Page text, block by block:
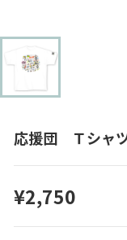
応援団 Ｔシャ
¥2,750